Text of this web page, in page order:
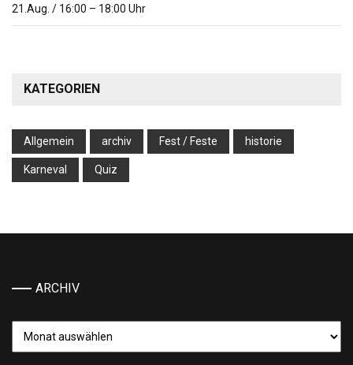
21.Aug. / 16:00 – 18:00 Uhr
KATEGORIEN
Allgemein archiv Fest / Feste historie
Karneval Quiz
ARCHIV